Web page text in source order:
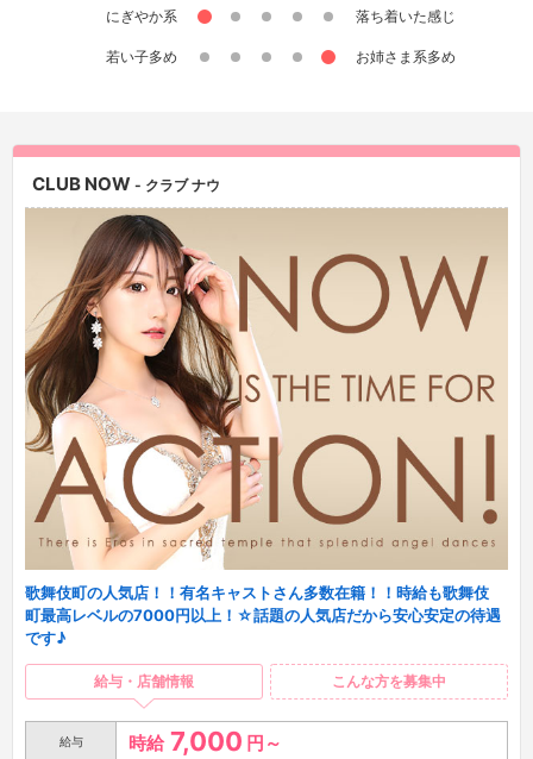
にぎやか系 落ち着いた感じ
若い子多め お姉さま系多め
CLUB NOW - クラブ ナウ
歌舞伎町の人気店！！有名キャストさん多数在籍！！時給も歌舞伎
町最高レベルの7000円以上！☆話題の人気店だから安心安定の待遇
です♪
給与・店舗情報 こんな方を募集中
給与 時給 7,000 円～